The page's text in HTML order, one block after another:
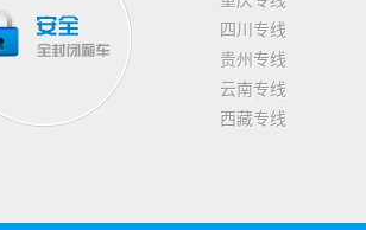
四川专线
贵州专线
云南专线
西藏专线